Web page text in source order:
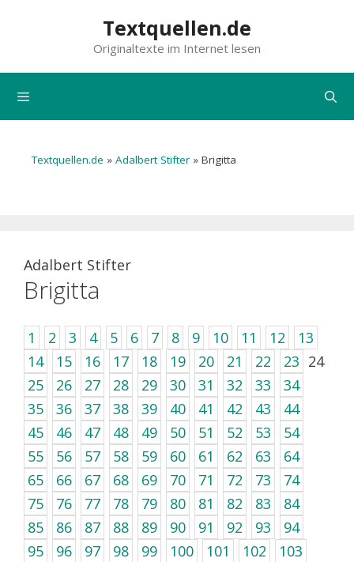
Textquellen.de
Originaltexte im Internet lesen
Textquellen.de » Adalbert Stifter » Brigitta
Adalbert Stifter
Brigitta
1 2 3 4 5 6 7 8 9 10 11 12
13
14
15 16 17 18 19 20 21 22 23 24
25
26 27 28 29 30 31 32 33
34
35
36 37 38 39 40 41 42 43
44
45
46 47 48 49 50 51 52 53
54
55
56 57 58 59 60 61 62 63
64
65
66 67 68 69 70 71 72 73
74
75
76 77 78 79 80 81 82 83
84
85
86 87 88 89 90 91 92 93
94
95
96 97 98 99 100 101 102
103